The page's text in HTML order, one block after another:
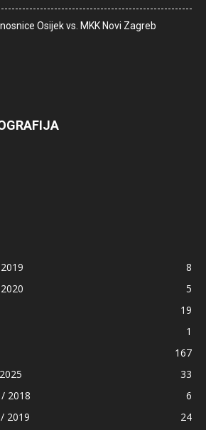
Osijek vs. MKK Novi Zagreb
8
5
19
1
167
33
2018
6
2019
24